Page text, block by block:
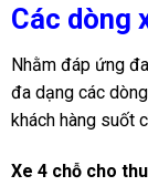
Các dòng
Nhằm đáp ứng
đa dạng các
khách hàng suốt
Xe 4 chỗ cho